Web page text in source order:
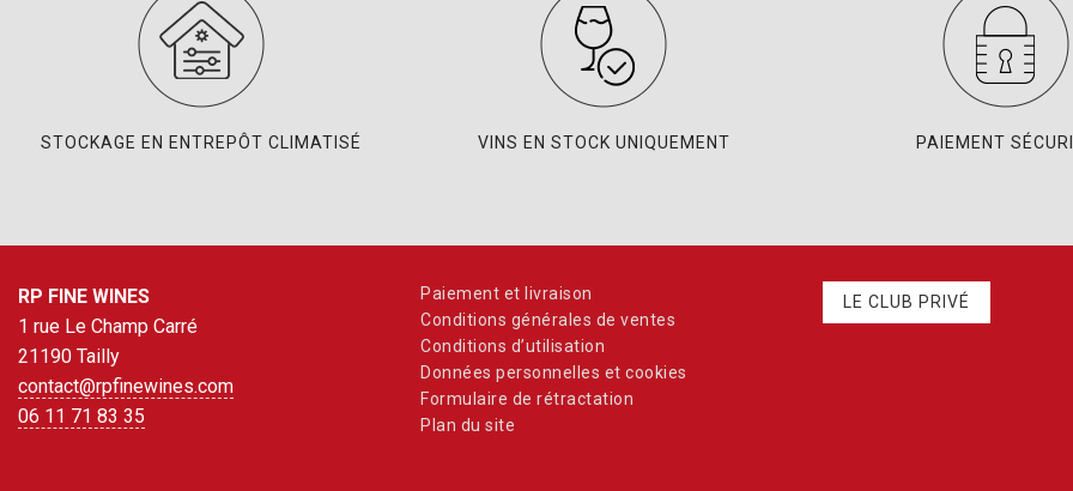
STOCKAGE EN ENTREPÔT CLIMATISÉ VINS EN STOCK UNIQUEMENT PAIEMENT
RP FINE WINES
1 rue Le Champ Carré
21190 Tailly
contact@rpfinewines.com
06 11 71 83 35
Paiement et livraison
Conditions générales de ventes
Conditions d’utilisation
Données personnelles et cookies
Formulaire de rétractation
Plan du site
LE CLUB PRIVÉ